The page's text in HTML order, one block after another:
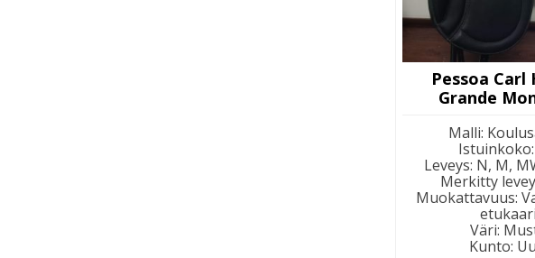
Pessoa Carl
Grande
Malli:
Istuinkoko:
Leveys: N, M,
Merkitty
Muokattavuus:
etukaari
Väri:
Kunto: